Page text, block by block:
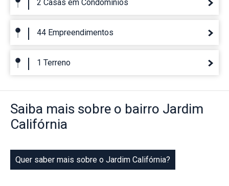
2 Casas em Condominios
44 Empreendimentos
1 Terreno
Saiba mais sobre o bairro Jardim
Califórnia
Quer saber mais sobre o Jardim Califórnia?